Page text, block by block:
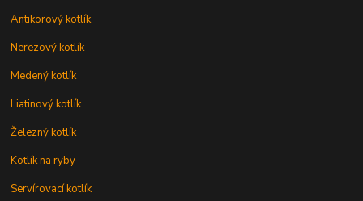
Antikorový kotlík
Nerezový kotlík
Medený kotlík
Liatinový kotlík
Železný kotlík
Kotlík na ryby
Servírovací kotlík